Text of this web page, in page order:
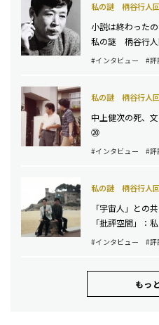
私の謎 柄谷行人
小説は終わった
私の謎 柄谷行人
#インタビュー #評
私の謎 柄谷行人
中上健次の死、
⑳
#インタビュー #評
私の謎 柄谷行人
「宇宙人」との
「批評空間」
#インタビュー #評
もっ